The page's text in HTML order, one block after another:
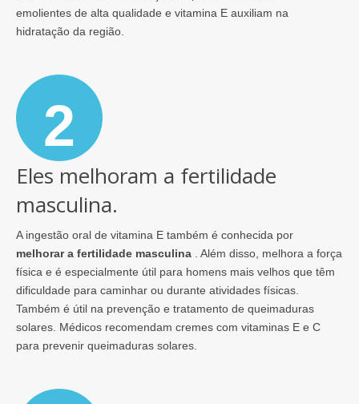
emolientes de alta qualidade e vitamina E auxiliam na
hidratação da região.
2
Eles melhoram a fertilidade
masculina.
A ingestão oral de vitamina E também é conhecida por
melhorar a fertilidade masculina . Além disso, melhora a força
física e é especialmente útil para homens mais velhos que têm
dificuldade para caminhar ou durante atividades físicas.
Também é útil na prevenção e tratamento de queimaduras
solares. Médicos recomendam cremes com vitaminas E e C
para prevenir queimaduras solares.